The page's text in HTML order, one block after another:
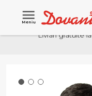
Meniu
Livrari gratuite